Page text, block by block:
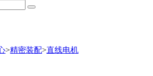
>精密装配>直线电机